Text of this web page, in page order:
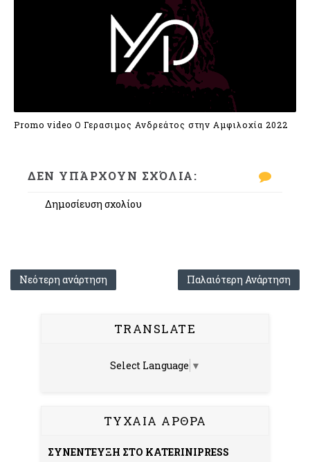
Promo video Ο Γερασιμος Ανδρεάτος στην Αμφιλοχία 2022
ΔΕΝ ΥΠΆΡΧΟΥΝ ΣΧΌΛΙΑ:
Δημοσίευση σχολίου
Νεότερη ανάρτηση Παλαιότερη Ανάρτηση
TRANSLATE
Select Language ▼
ΤΥΧΑΙΑ ΑΡΘΡΑ
ΣΥΝΕΝΤΕΥΞΗ ΣΤΟ KATERINIPRESS